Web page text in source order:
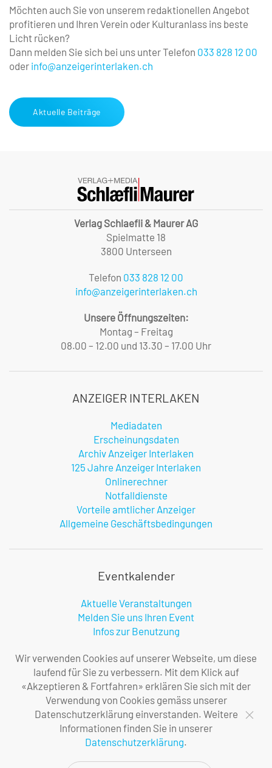
Möchten auch Sie von unserem redaktionellen Angebot
profitieren und Ihren Verein oder Kulturanlass ins beste
Licht rücken?
Dann melden Sie sich bei uns unter Telefon 033 828 12 00
oder info@anzeigerinterlaken.ch
Aktuelle Beiträge
Verlag Schlaefli & Maurer AG
Spielmatte 18
3800 Unterseen
Telefon 033 828 12 00
info@anzeigerinterlaken.ch
Unsere Öffnungszeiten:
Montag – Freitag
08.00 – 12.00 und 13.30 – 17.00 Uhr
ANZEIGER INTERLAKEN
Mediadaten
Erscheinungsdaten
Archiv Anzeiger Interlaken
125 Jahre Anzeiger Interlaken
Onlinerechner
Notfalldienste
Vorteile amtlicher Anzeiger
Allgemeine Geschäftsbedingungen
Eventkalender
Aktuelle Veranstaltungen
Melden Sie uns Ihren Event
Infos zur Benutzung
Firma
Über uns
Ihre Ansprechpersonen
Impressum
Wir verwenden Cookies auf unserer Webseite, um diese
laufend für Sie zu verbessern. Mit dem Klick auf
«Akzeptieren & Fortfahren» erklären Sie sich mit der
Verwendung von Cookies gemäss unserer
Datenschutzerklärung einverstanden. Weitere
Informationen finden Sie in unserer
Datenschutzerklärung.